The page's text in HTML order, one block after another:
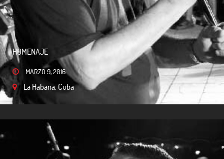
HOMENAJE
MARZO 9, 2016
La Habana, Cuba